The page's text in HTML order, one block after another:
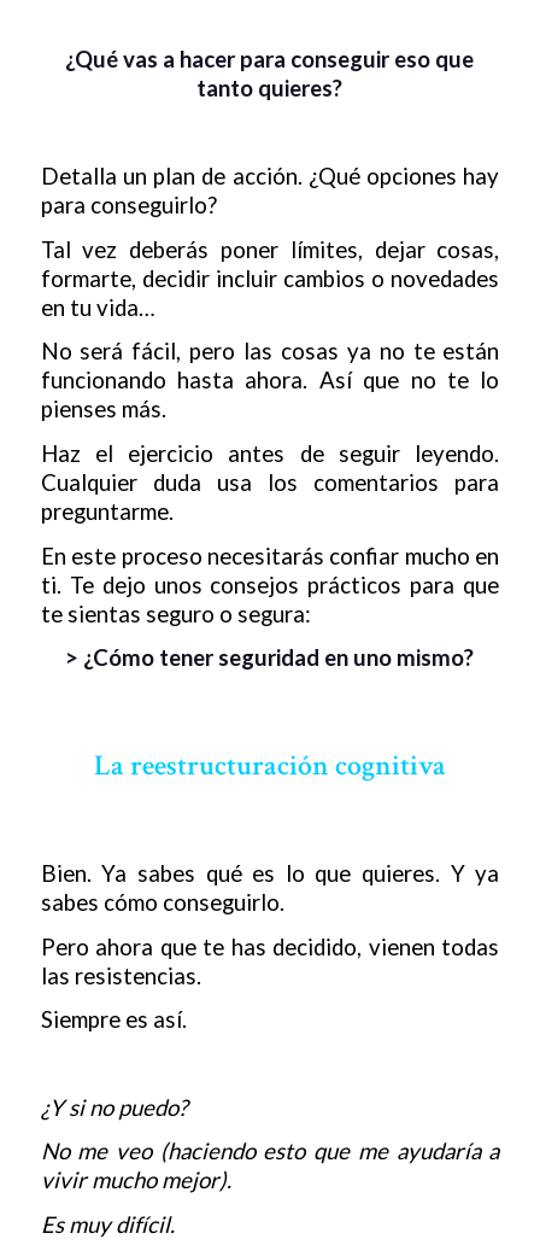
¿Qué vas a hacer para conseguir eso que
tanto quieres?
Detalla un plan de acción. ¿Qué opciones hay
para conseguirlo?
Tal vez deberás poner límites, dejar cosas,
formarte, decidir incluir cambios o novedades
en tu vida…
No será fácil, pero las cosas ya no te están
funcionando hasta ahora. Así que no te lo
pienses más.
Haz el ejercicio antes de seguir leyendo.
Cualquier duda usa los comentarios para
preguntarme.
En este proceso necesitarás confiar mucho en
ti. Te dejo unos consejos prácticos para que
te sientas seguro o segura:
> ¿Cómo tener seguridad en uno mismo?
La reestructuración cognitiva
Bien. Ya sabes qué es lo que quieres. Y ya
sabes cómo conseguirlo.
Pero ahora que te has decidido, vienen todas
las resistencias.
Siempre es así.
¿Y si no puedo?
No me veo (haciendo esto que me ayudaría a
vivir mucho mejor).
Es muy difícil.